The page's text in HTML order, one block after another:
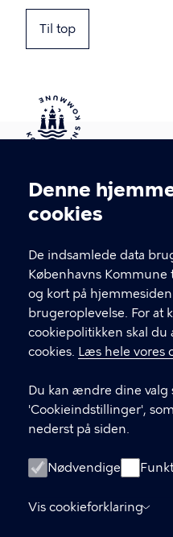
Denne
cookies
De indsamlede data
Københavns Kommune
og kort på
brugeroplevelse. For at
cookiepolitikken skal
cookies. Læs hele vores
Du kan ændre dine valg
'Cookieindstillinger',
nederst på siden.
Nødvendige
Vis cookieforklaring
Til top
Kontakt Københavns
T
fFind andre kontakter
CVR-nummer64942212
GENVEJE
Digital Post
Databeskyttelse
Om hjemmesiden